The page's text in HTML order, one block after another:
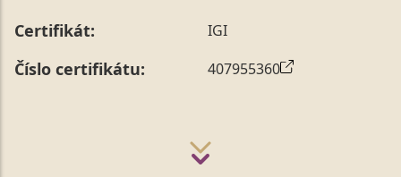
Certifikát: IGI
Číslo certifikátu: 407955360